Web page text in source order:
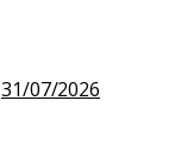
31/07/2026